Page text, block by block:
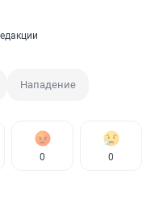
Нападение
0 0